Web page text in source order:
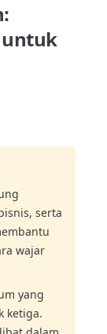
untuk
serta
wajar
yang
ketiga.